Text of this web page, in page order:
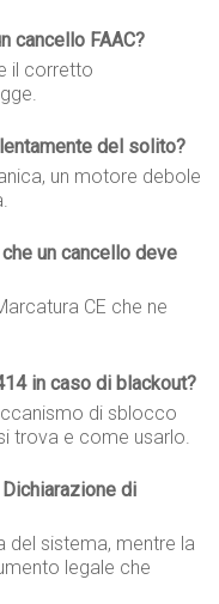
cancello FAAC?
il corretto
del solito?
un motore debole
un cancello deve
CE che ne
in caso di blackout?
di sblocco
trova e come usarlo.
di
del sistema, mentre la
legale che